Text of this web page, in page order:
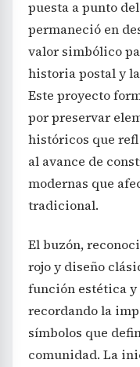
valor simbólico
historia postal y
Este proyecto
por preservar
históricos que
al avance de
modernas que
tradicional.
El buzón,
función estética y
recordando la
símbolos que
comunidad. La
accesibilidad y la
urbano en el